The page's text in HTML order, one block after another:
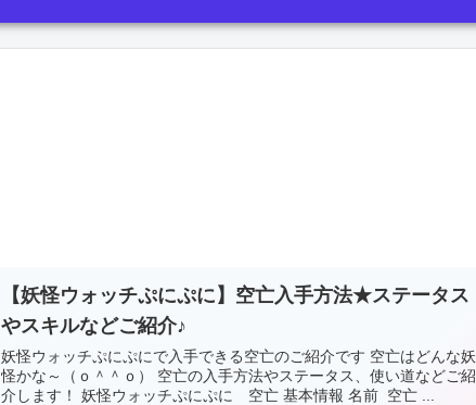
【妖怪ウォッチぷにぷに】空亡入手方法★ステータス
やスキルなどご紹介♪
妖怪ウォッチぷにぷにで入手できる空亡のご紹介です 空亡はどんな妖
怪かな～（ｏ＾＾ｏ） 空亡の入手方法やステータス、使い道などご紹
介します！ 妖怪ウォッチぷにぷに 空亡 基本情報 名前 空亡 ...